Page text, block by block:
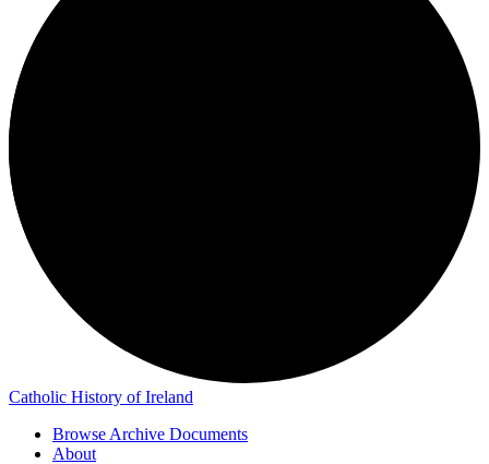
Catholic History of Ireland
Browse Archive Documents
About